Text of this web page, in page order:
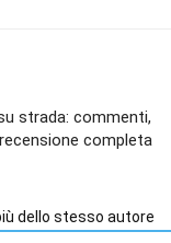
strada: commenti,
completa
dello stesso autore